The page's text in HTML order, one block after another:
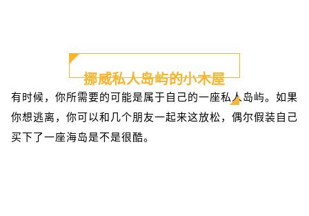
挪威私人岛屿的小木屋
有时候，你所需要的可能是属于自己的一座私人岛屿。如果
你想逃离，你可以和几个朋友一起来这放松，偶尔假装自己
买下了一座海岛是不是很酷。